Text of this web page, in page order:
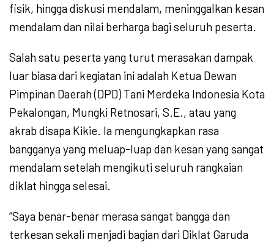
fisik, hingga diskusi mendalam, meninggalkan kesan
mendalam dan nilai berharga bagi seluruh peserta.
Salah satu peserta yang turut merasakan dampak
luar biasa dari kegiatan ini adalah Ketua Dewan
Pimpinan Daerah (DPD) Tani Merdeka Indonesia Kota
Pekalongan, Mungki Retnosari, S.E., atau yang
akrab disapa Kikie. Ia mengungkapkan rasa
bangganya yang meluap-luap dan kesan yang sangat
mendalam setelah mengikuti seluruh rangkaian
diklat hingga selesai.
“Saya benar-benar merasa sangat bangga dan
terkesan sekali menjadi bagian dari Diklat Garuda